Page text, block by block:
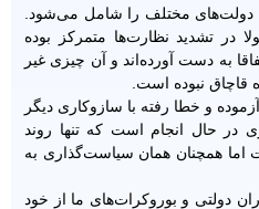
دولت‌های مختلف را شامل می‌شود.
در تشدید نظارت‌ها متمرکز بوده
به دست آورده‌اند و آن چیزی غیر
قاچاق نبوده است.
و خطا رفته با سازوکاری دیگر
در حال انجام است که تنها روند
اما همچنان همان سیاست‌گذاری به
دولتی و بوروکرات‌های ما از خود